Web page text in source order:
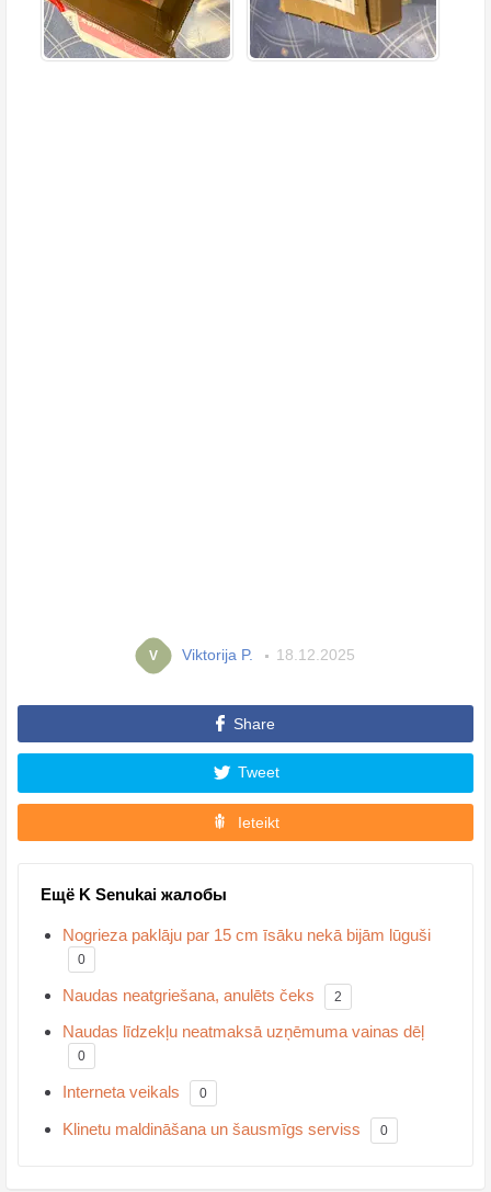
V Viktorija P. 18.12.2025
Share
Tweet
Ieteikt
Ещё K Senukai жалобы
Nogrieza paklāju par 15 cm īsāku nekā bijām lūguši
0
Naudas neatgriešana, anulēts čeks 2
Naudas līdzekļu neatmaksā uzņēmuma vainas dēļ
0
Interneta veikals 0
Klinetu maldināšana un šausmīgs serviss 0